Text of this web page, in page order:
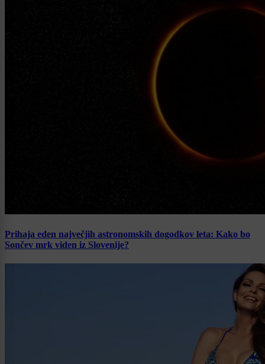
Prihaja eden največjih astronomskih dogodkov leta: Kako bo
Sončev mrk viden iz Slovenije?